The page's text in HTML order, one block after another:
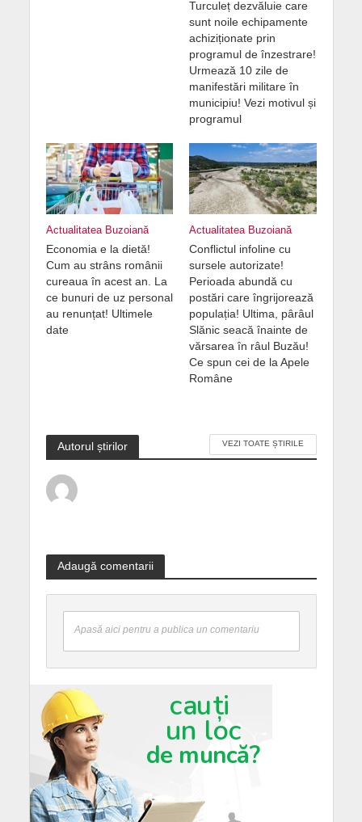
Turculeț dezvăluie care
sunt noile echipamente
achiziționate prin
programul de înzestrare!
Urmează 10 zile de
manifestări militare în
municipiu! Vezi motivul și
programul
Actualitatea Buzoiană
Economia e la dietă!
Cum au strâns românii
cureaua în acest an. La
ce bunuri de uz personal
au renunțat! Ultimele
date
Actualitatea Buzoiană
Conflictul infoline cu
sursele autorizate!
Perioada abundă cu
postări care îngrijorează
populația! Ultima, pârâul
Slănic seacă înainte de
vărsarea în râul Buzău!
Ce spun cei de la Apele
Române
Autorul știrilor VEZI TOATE ȘTIRILE
Adaugă comentarii
Apasă aici pentru a publica un comentariu